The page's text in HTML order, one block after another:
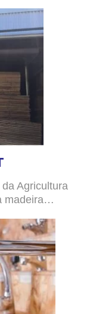
Agricultura
madeira…